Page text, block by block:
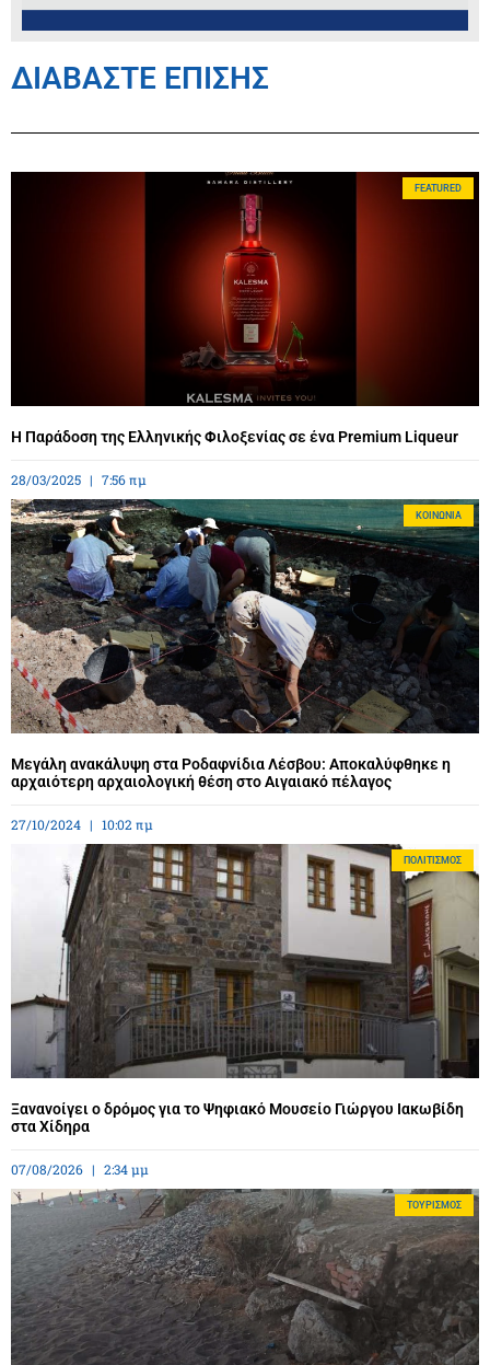
ΔΙΑΒΑΣΤΕ ΕΠΙΣΗΣ
FEATURED
Η Παράδοση της Ελληνικής Φιλοξενίας σε ένα Premium Liqueur
28/03/2025 7:56 πμ
ΚΟΙΝΩΝΊΑ
Μεγάλη ανακάλυψη στα Ροδαφνίδια Λέσβου: Αποκαλύφθηκε η
αρχαιότερη αρχαιολογική θέση στο Αιγαιακό πέλαγος
27/10/2024 10:02 πμ
ΠΟΛΙΤΙΣΜΌΣ
Ξανανοίγει ο δρόμος για το Ψηφιακό Μουσείο Γιώργου Ιακωβίδη
στα Χίδηρα
07/08/2026 2:34 μμ
ΤΟΥΡΙΣΜΌΣ